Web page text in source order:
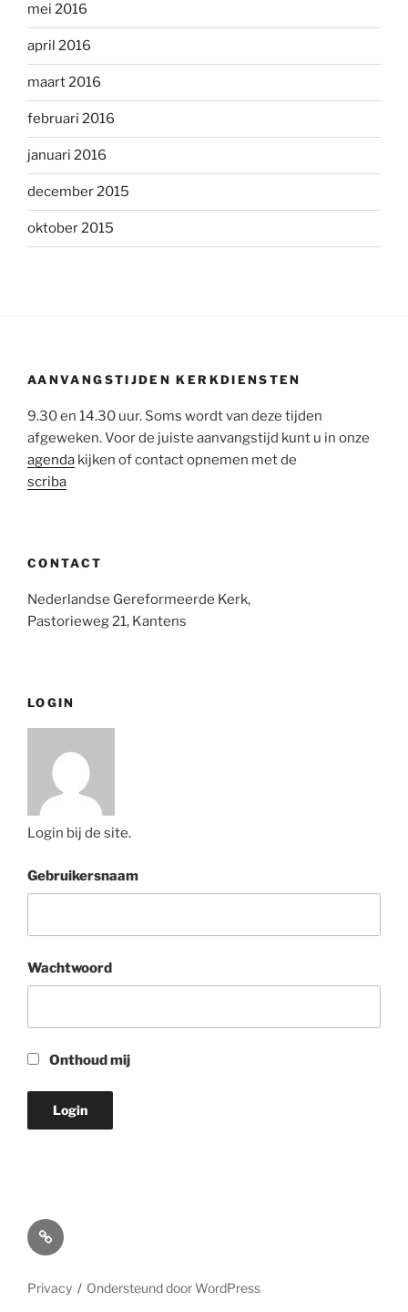
mei 2016
april 2016
maart 2016
februari 2016
januari 2016
december 2015
oktober 2015
AANVANGSTIJDEN KERKDIENSTEN
9.30 en 14.30 uur. Soms wordt van deze tijden
afgeweken. Voor de juiste aanvangstijd kunt u in onze
agenda kijken of contact opnemen met de
scriba
CONTACT
Nederlandse Gereformeerde Kerk,
Pastorieweg 21, Kantens
LOGIN
Login bij de site.
Gebruikersnaam
Wachtwoord
Onthoud mij
Online
meekijken/luisteren
Privacy Ondersteund door WordPress